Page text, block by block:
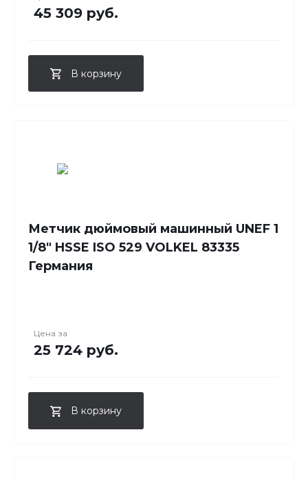
45 309 руб.
В корзину
Метчик дюймовый машинный UNEF 1
1/8" HSSE ISO 529 VOLKEL 83335
Германия
Цена за
25 724 руб.
В корзину